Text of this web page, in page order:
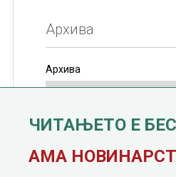
Архива
Архива
јануари, 1991 година
ЧИТАЊЕТО Е
АМА